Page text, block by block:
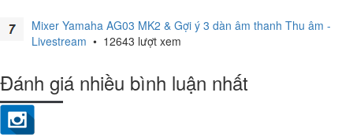
Mixer Yamaha AG03 MK2 & Gợi ý 3 dàn âm thanh Thu âm -
Livestream • 12643 lượt xem
Đánh giá nhiều bình luận nhất